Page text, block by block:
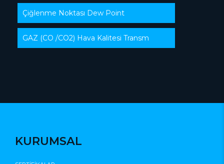
Çiğlenme Noktası Dew Point
GAZ (CO /CO2) Hava Kalitesi Transm
KURUMSAL